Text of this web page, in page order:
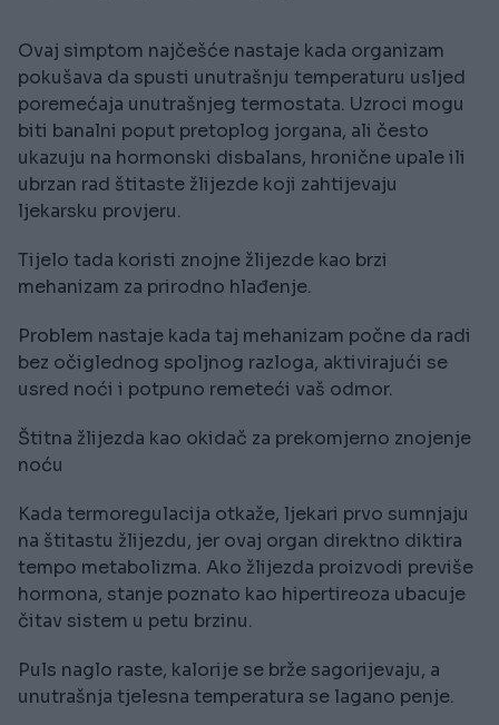
Ovaj simptom najčešće nastaje kada organizam
pokušava da spusti unutrašnju temperaturu usljed
poremećaja unutrašnjeg termostata. Uzroci mogu
biti banalni poput pretoplog jorgana, ali često
ukazuju na hormonski disbalans, hronične upale ili
ubrzan rad štitaste žlijezde koji zahtijevaju
ljekarsku provjeru.
Tijelo tada koristi znojne žlijezde kao brzi
mehanizam za prirodno hlađenje.
Problem nastaje kada taj mehanizam počne da radi
bez očiglednog spoljnog razloga, aktivirajući se
usred noći i potpuno remeteći vaš odmor.
Štitna žlijezda kao okidač za prekomjerno znojenje
noću
Kada termoregulacija otkaže, ljekari prvo sumnjaju
na štitastu žlijezdu, jer ovaj organ direktno diktira
tempo metabolizma. Ako žlijezda proizvodi previše
hormona, stanje poznato kao hipertireoza ubacuje
čitav sistem u petu brzinu.
Puls naglo raste, kalorije se brže sagorijevaju, a
unutrašnja tjelesna temperatura se lagano penje.